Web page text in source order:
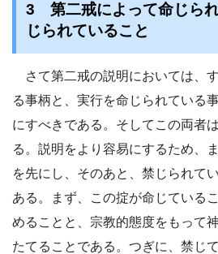
3 第二戒によって命じら
じられていること
さて第二戒の説明においては、
る事柄と、実行を命じられている
にすべきである。そしてこの両者
る。説明をより容易にするため、
を先にし、そのあと、禁じられて
ある。まず、この掟が命じている
めることと、宗教的態度をもって
たてることである。つぎに、禁じ